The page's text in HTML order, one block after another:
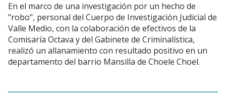
En el marco de una investigación por un hecho de
"robo", personal del Cuerpo de Investigación Judicial de
Valle Medio, con la colaboración de efectivos de la
Comisaría Octava y del Gabinete de Criminalística,
realizó un allanamiento con resultado positivo en un
departamento del barrio Mansilla de Choele Choel.